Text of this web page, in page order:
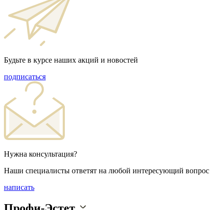
Будьте в курсе наших акций и новостей
подписаться
Нужна консультация?
Наши специалисты ответят на любой интересующий вопрос
написать